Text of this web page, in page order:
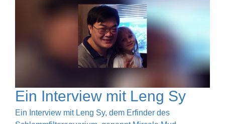
Ein Interview mit Leng Sy
Ein Interview mit Leng Sy, dem Erfinder des